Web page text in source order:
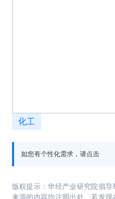
化工
如您有个性化需求，请点击
版权提示：华经产业研究院倡
来源的内容均注明出处。若发